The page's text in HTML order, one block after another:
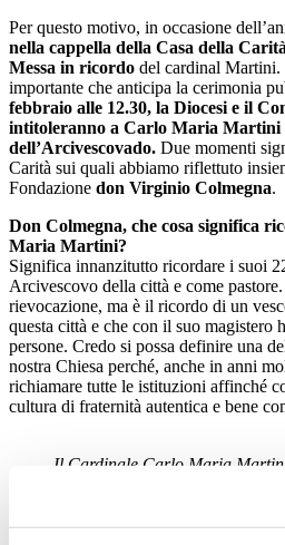
Per questo motivo, in occasione
nella cappella della Casa della
Messa in ricordo del cardinal Martini.
importante che anticipa la cerimonia
febbraio alle 12.30, la Diocesi e il
intitoleranno a Carlo Maria Martini
dell’Arcivescovado. Due momenti
Carità sui quali abbiamo riflettuto
Fondazione don Virginio Colmegna.
Don Colmegna, che cosa significa
Maria Martini?
Significa innanzitutto ricordare i suoi
Arcivescovo della città e come
rievocazione, ma è il ricordo di un
questa città e che con il suo magistero
persone. Credo si possa definire una
nostra Chiesa perché, anche in anni
richiamare tutte le istituzioni affinché
cultura di fraternità autentica e bene
Il Cardinale Carlo Maria
alla Casa della Carità nel
Colmegna e, a sinistra, Maria
direttrice della Fondazione.